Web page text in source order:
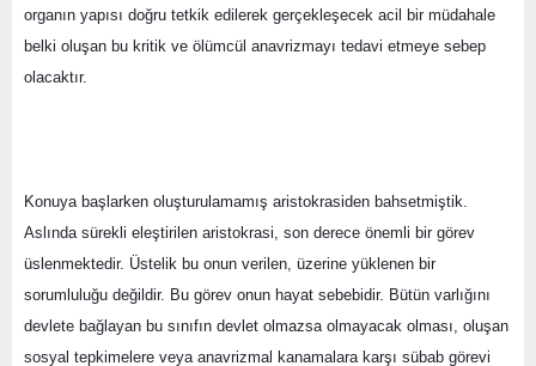
organın yapısı doğru tetkik edilerek gerçekleşecek acil bir müdahale
belki oluşan bu kritik ve ölümcül anavrizmayı tedavi etmeye sebep
olacaktır.
Konuya başlarken oluşturulamamış aristokrasiden bahsetmiştik.
Aslında sürekli eleştirilen aristokrasi, son derece önemli bir görev
üslenmektedir. Üstelik bu onun verilen, üzerine yüklenen bir
sorumluluğu değildir. Bu görev onun hayat sebebidir. Bütün varlığını
devlete bağlayan bu sınıfın devlet olmazsa olmayacak olması, oluşan
sosyal tepkimelere veya anavrizmal kanamalara karşı sübab görevi